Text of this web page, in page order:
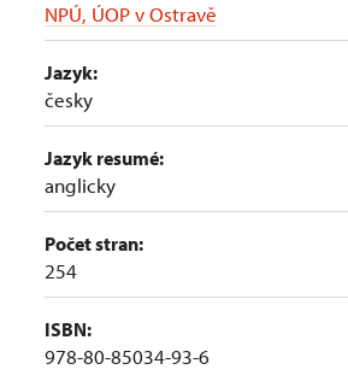
NPÚ, ÚOP v Ostravě
Jazyk:
česky
Jazyk resumé:
anglicky
Počet stran:
254
ISBN:
978-80-85034-93-6